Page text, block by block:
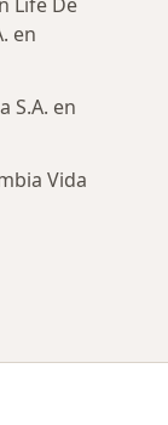
en
S.A. en
Vida